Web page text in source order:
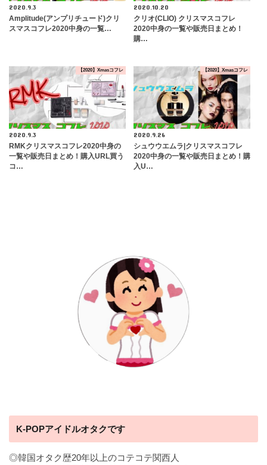
2020.9.3
Amplitude(アンプリチュード)クリ
スマスコフレ2020中身の一覧…
2020.10.20
クリオ(CLIO) クリスマスコフレ
2020中身の一覧や販売日まとめ！
購…
【2020】Xmasコフレ
2020.9.3
RMKクリスマスコフレ2020中身の
一覧や販売日まとめ！購入URL買う
コ…
【2020】Xmasコフレ
2020.9.26
シュウウエムラ|クリスマスコフレ
2020中身の一覧や販売日まとめ！購
入U…
K-POPアイドルオタクです
◎韓国オタク歴20年以上のコテコテ関西人